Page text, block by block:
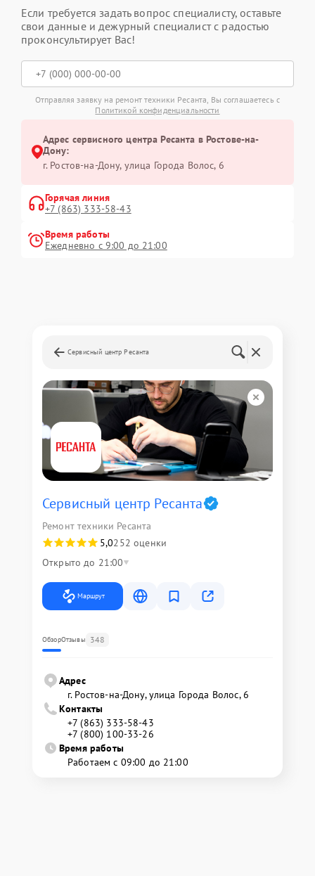
Если требуется задать вопрос специалисту, оставьте
свои данные и дежурный специалист с радостью
проконсультирует Вас!
Отправляя заявку на ремонт техники Ресанта, Вы соглашаетесь с
Политикой конфиденциальности
Адрес сервисного центра Ресанта в Ростове-на-
Дону:
г. Ростов-на-Дону, улица Города Волос, 6
Горячая линия
+7 (863) 333-58-43
Время работы
Ежедневно с 9:00 до 21:00
Сервисный центр Ресанта
Сервисный центр Ресанта
Ремонт техники Ресанта
5,0252 оценки
Открыто до 21:00
Маршрут
ОбзорОтзывы 348
Адрес
г. Ростов-на-Дону, улица Города Волос, 6
Контакты
+7 (863) 333-58-43
+7 (800) 100-33-26
Время работы
Работаем с 09:00 до 21:00